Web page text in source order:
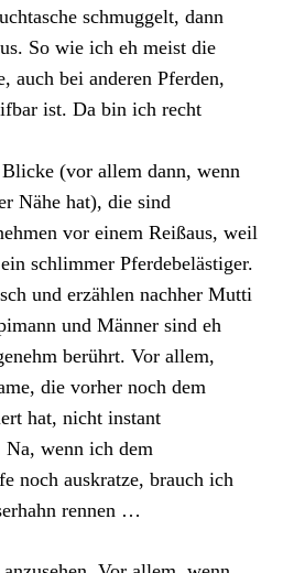
schmuggelt, dann
So wie ich eh meist die
auch bei anderen Pferden,
ist. Da bin ich recht
(vor allem dann, wenn
Nähe hat), die sind
vor einem Reißaus, weil
schlimmer Pferdebelästiger.
und erzählen nachher Mutti
und Männer sind eh
berührt. Vor allem,
die vorher noch dem
hat, nicht instant
Na, wenn ich dem
noch auskratze, brauch ich
rennen …